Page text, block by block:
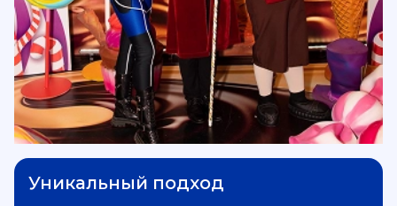
Уникальный подход